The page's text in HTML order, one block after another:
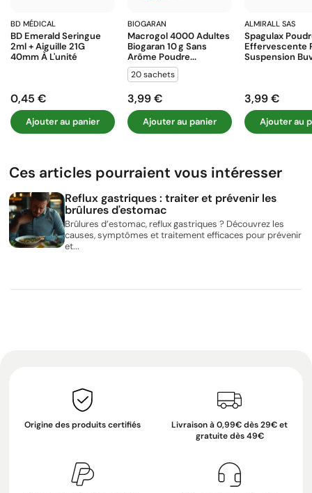
BD MÉDICAL
BD Emerald Seringue
2ml + Aiguille 21G
40mm À L'unité
Prix
0,45 €
Ajouter au panier
BIOGARAN
Macrogol 4000 Adultes
Biogaran 10 G Sans
Arôme Poudre...
20 sachets
Prix
3,99 €
Ajouter au panier
ALMIRALL SAS
Spagulax
Effervescente
Suspension
Prix
3,99 €
Ajouter au
Ces articles pourraient vous intéresser
Reflux gastriques : traiter et prévenir les
brûlures d'estomac
Brûlures d’estomac, reflux gastriques ? Découvrez les
causes, symptômes et traitement efficaces pour prévenir
et...
Origine des produits certifiés
Livraison à 0,99€ dès 29€ et
gratuite dès 49€